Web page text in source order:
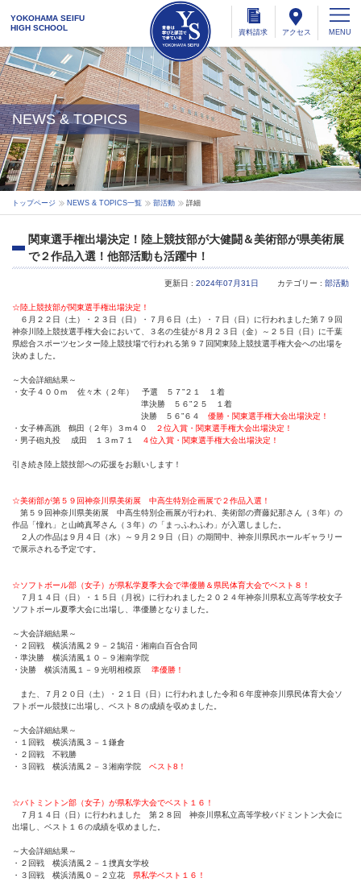
YOKOHAMA SEIFU
HIGH SCHOOL
資料請求 アクセス
NEWS & TOPICS
トップページ NEWS & TOPICS一覧 部活動 詳細
関東選手権出場決定！陸上競技部が大健闘＆美術部が県美術展
で２作品入選！他部活動も活躍中！
更新日 : 2024年07月31日 カテゴリー : 部活動
☆陸上競技部が関東選手権出場決定！
６月２２日（土）・２３日（日）・７月６日（土）・７日（日）に行われました第７９回
神奈川陸上競技選手権大会において、３名の生徒が８月２３日（金）～２５日（日）に千葉
県総合スポーツセンター陸上競技場で行われる第９７回関東陸上競技選手権大会への出場を
決めました。
～大会詳細結果～
・女子４００m 佐々木（２年） 予選 ５７”２１ １着
準決勝 ５６”２５ １着
決勝 ５６”６４ 優勝・関東選手権大会出場決定！
・女子棒高跳 鶴田（２年）３m４０
２位入賞・関東選手権大会出場決定！
・男子砲丸投 成田 １３m７１
４位入賞・関東選手権大会出場決定！
引き続き陸上競技部への応援をお願いします！
☆美術部が第５９回神奈川県美術展 中高生特別企画展で２作品入選！
第５９回神奈川県美術展 中高生特別企画展が行われ、美術部の齊藤妃那さん（３年）の
作品「憧れ」と山崎真琴さん（３年）の「まっふわふわ」が入選しました。
２人の作品は９月４日（水）～９月２９日（日）の期間中、神奈川県民ホールギャラリー
で展示される予定です。
☆ソフトボール部（女子）が県私学夏季大会で準優勝＆県民体育大会でベスト８！
７月１４日（日）・１５日（月祝）に行われました２０２４年神奈川県私立高等学校女子
ソフトボール夏季大会に出場し、準優勝となりました。
～大会詳細結果～
・２回戦 横浜清風２９－２鵠沼・湘南白百合合同
・準決勝 横浜清風１０－９湘南学院
・決勝 横浜清風１－９光明相模原 準優勝！
また、７月２０日（土）・２１日（日）に行われました令和６年度神奈川県民体育大会ソ
フトボール競技に出場し、ベスト８の成績を収めました。
～大会詳細結果～
・１回戦 横浜清風３－１鎌倉
・２回戦 不戦勝
・３回戦 横浜清風２－３湘南学院 ベスト8！
☆バトミントン部（女子）が県私学大会でベスト１６！
７月１４日（日）に行われました 第２８回 神奈川県私立高等学校バドミントン大会に
出場し、ベスト１６の成績を収めました。
～大会詳細結果～
・２回戦 横浜清風２－１捜真女学校
・３回戦 横浜清風０－２立花 県私学ベスト１６！